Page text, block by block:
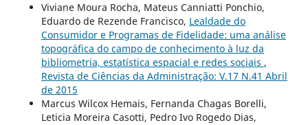
Viviane Moura Rocha, Mateus Canniatti Ponchio,
Eduardo de Rezende Francisco, Lealdade do
Consumidor e Programas de Fidelidade: uma análise
topográfica do campo de conhecimento à luz da
bibliometria, estatística espacial e redes sociais ,
Revista de Ciências da Administração: V.17 N.41 Abril
de 2015
Marcus Wilcox Hemais, Fernanda Chagas Borelli,
Leticia Moreira Casotti, Pedro Ivo Rogedo Dias,